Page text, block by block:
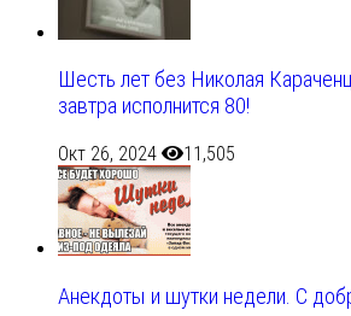
Шесть лет без Николая
завтра исполнится 80!
Окт 26, 2024 11,505
Анекдоты и шутки недели. С